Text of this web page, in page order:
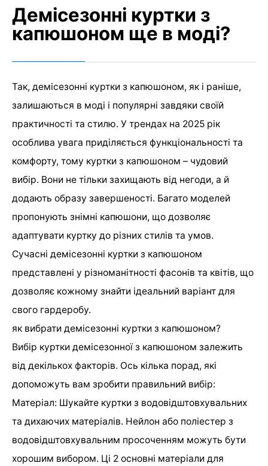
Демісезонні куртки з
капюшоном ще в моді?
Так, демісезонні куртки з капюшоном, як і раніше,
залишаються в моді і популярні завдяки своїй
практичності та стилю. У трендах на 2025 рік
особлива увага приділяється функціональності та
комфорту, тому куртки з капюшоном – чудовий
вибір. Вони не тільки захищають від негоди, а й
додають образу завершеності. Багато моделей
пропонують знімні капюшони, що дозволяє
адаптувати куртку до різних стилів та умов.
Сучасні демісезонні куртки з капюшоном
представлені у різноманітності фасонів та квітів, що
дозволяє кожному знайти ідеальний варіант для
свого гардеробу.
як вибрати демісезонні куртки з капюшоном?
Вибір куртки демісезонної з капюшоном залежить
від декількох факторів. Ось кілька порад, які
допоможуть вам зробити правильний вибір:
Матеріал: Шукайте куртки з водовідштовхувальних
та дихаючих матеріалів. Нейлон або поліестер з
водовідштовхувальним просоченням можуть бути
хорошим вибором. Ці 2 основні матеріали для